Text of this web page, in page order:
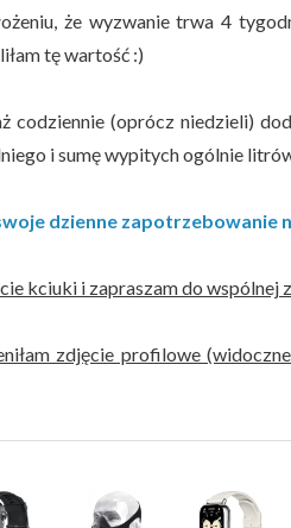
że wyzwanie trwa 4
tę wartość :)
codziennie (oprócz niedzieli)
i sumę wypitych ogólnie
dzienne zapotrzebowanie
kciuki i zapraszam do wspólnej
zdjęcie profilowe